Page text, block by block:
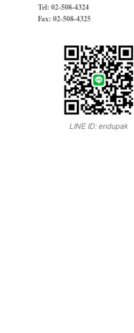
Tel: 02-508-4324
Fax: 02-508-4325
LINE ID: endupak